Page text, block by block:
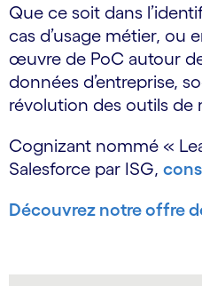
Que ce soit dans
cas d’usage métier, ou
œuvre de PoC autour
données d’entreprise,
révolution des outils de
Cognizant nommé «
Salesforce par ISG,
Découvrez notre offre